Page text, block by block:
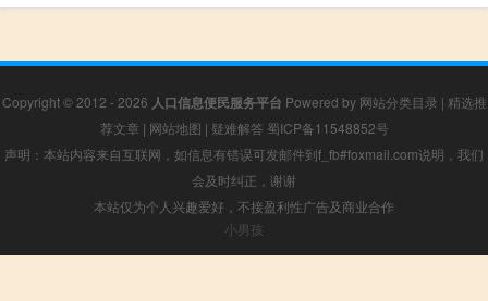
Copyright © 2012 - 2026 人口信息便民服务平台 Powered by 网站分类目录 | 精选推
荐文章 | 网站地图 | 疑难解答 蜀ICP备11548852号
声明：本站内容来自互联网，如信息有错误可发邮件到f_fb#foxmail.com说明，我们
会及时纠正，谢谢
本站仅为个人兴趣爱好，不接盈利性广告及商业合作
小男孩